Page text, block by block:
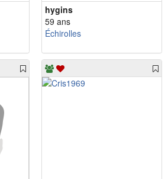
hygins
59 ans
Échirolles